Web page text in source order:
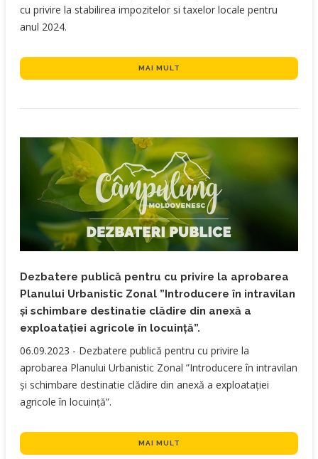
cu privire la stabilirea impozitelor si taxelor locale pentru
anul 2024.
MAI MULT
Dezbatere publică pentru cu privire la aprobarea
Planului Urbanistic Zonal ”Introducere în intravilan
și schimbare destinatie clădire din anexă a
exploatației agricole în locuință”.
​06.09.2023 - Dezbatere publică pentru cu privire la
aprobarea Planului Urbanistic Zonal ”Introducere în intravilan
și schimbare destinatie clădire din anexă a exploatației
agricole în locuință”.
MAI MULT